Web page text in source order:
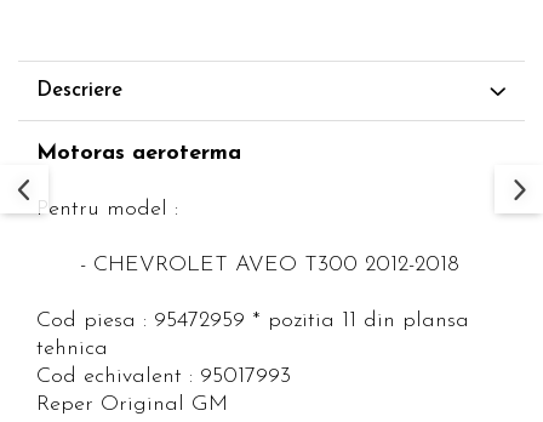
Descriere
Motoras aeroterma
Pentru model :
- CHEVROLET AVEO T300 2012-2018
Cod piesa : 95472959 * pozitia 11 din plansa
tehnica
Cod echivalent : 95017993
Reper Original GM